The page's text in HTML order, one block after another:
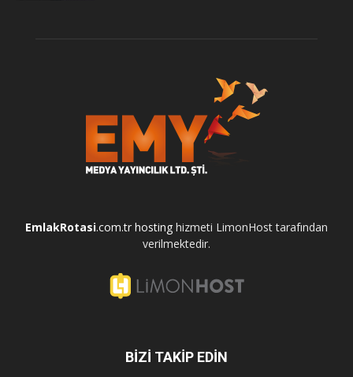
EmlakRotasi.com.tr hosting hizmeti LimonHost tarafından
verilmektedir.
BİZİ TAKİP EDİN